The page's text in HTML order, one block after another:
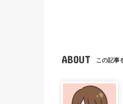
ABOUT この記事